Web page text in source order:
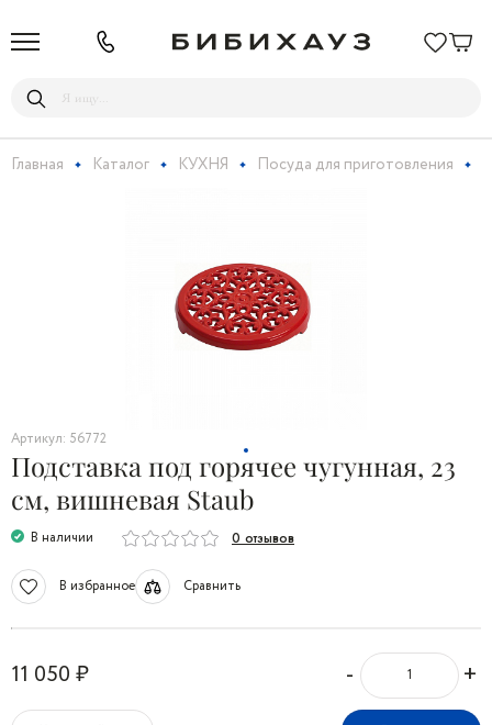
Главная Каталог КУХНЯ Посуда для приготовления
Артикул: 56772
Подставка под горячее чугунная, 23
см, вишневая Staub
В наличии 0 отзывов
В избранное Сравнить
11 050 ₽ - +